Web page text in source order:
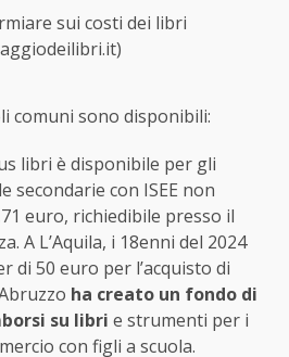
sui costi dei libri
comuni sono disponibili:
libri è disponibile per gli
secondarie con ISEE non
euro, richiedibile presso il
A L’Aquila, i 18enni del 2024
di 50 euro per l’acquisto di
ha creato un fondo di
su libri e strumenti per i
con figli a scuola.